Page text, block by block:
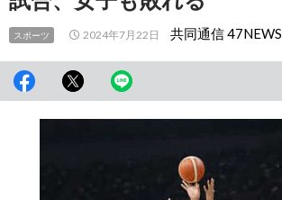
スポーツ 2024年7月22日 共同通信 47NEWS